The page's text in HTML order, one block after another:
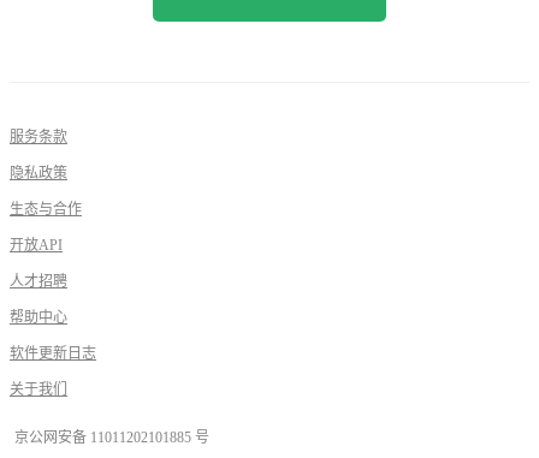
服务条款
隐私政策
生态与合作
开放API
人才招聘
帮助中心
软件更新日志
关于我们
京公网安备 11011202101885 号